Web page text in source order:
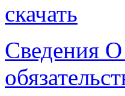
скачать
Сведения